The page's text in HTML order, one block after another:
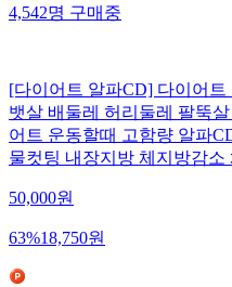
4,542명구매중
[다이어트 알파CD] 다이어
뱃살 배둘레 허리둘레 팔뚝
어트 운동할때 고함량 알파
물컷팅 내장지방 체지방감소
50,000원
63%18,750원